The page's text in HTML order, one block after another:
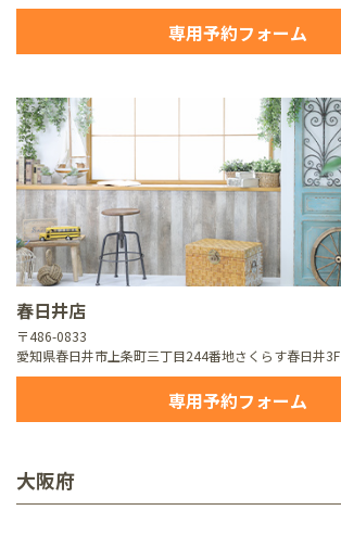
専用予約フォーム
春日井店
〒486-0833
愛知県春日井市上条町三丁目244番地さくらす春日井3F
専用予約フォーム
大阪府